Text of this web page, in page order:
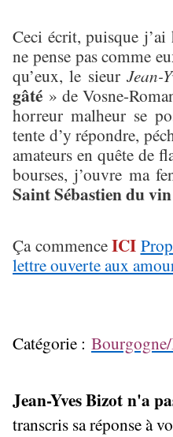
Ceci écrit, puisque
ne pense pas comme
qu’eux, le sieur Jean-
gâté » de Vosne-
horreur malheur se
tente d’y répondre,
amateurs en quête de
bourses, j’ouvre ma
Saint Sébastien du vin
Ça commenceICI
lettre ouverte aux
Catégorie :
Jean-Yves Bizot n'a
transcris sa réponse à